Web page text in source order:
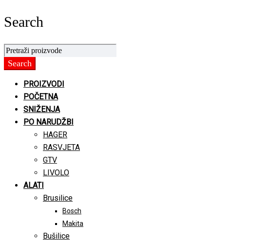
Search
PROIZVODI
POČETNA
SNIŽENJA
PO NARUDŽBI
HAGER
RASVJETA
GTV
LIVOLO
ALATI
Brusilice
Bosch
Makita
Bušilice